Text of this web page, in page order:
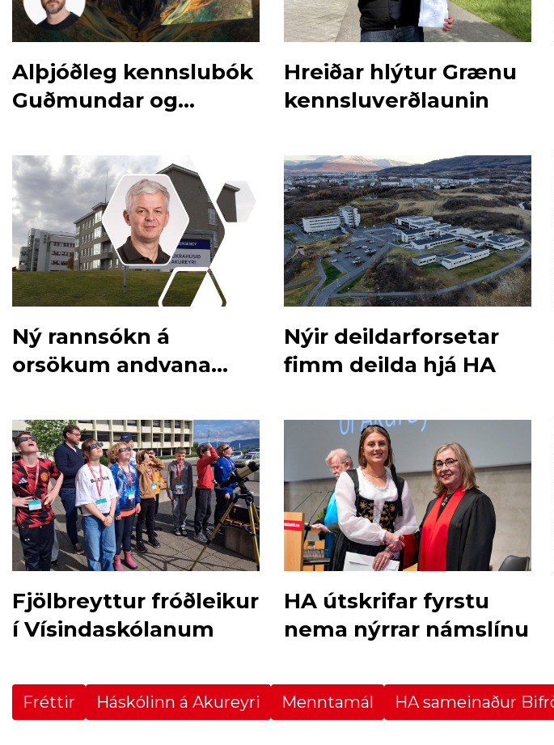
Alþjóðleg kennslubók
Guðmundar og
Hreiðar hlýtur Grænu
kennsluverðlaunin
Ný rannsókn á
orsökum andvana
Nýir deildarforsetar
fimm deilda hjá HA
Fjölbreyttur fróðleikur
í Vísindaskólanum
HA útskrifar fyrstu
nema nýrrar námslínu
Fréttir Háskólinn á Akureyri Menntamál HA sameinaður